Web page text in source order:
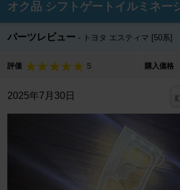
オク品 シフトゲートイルミネー
パーツレビュー トヨタ エスティマ [50系]
評価 5 購入価格
2025年7月30日